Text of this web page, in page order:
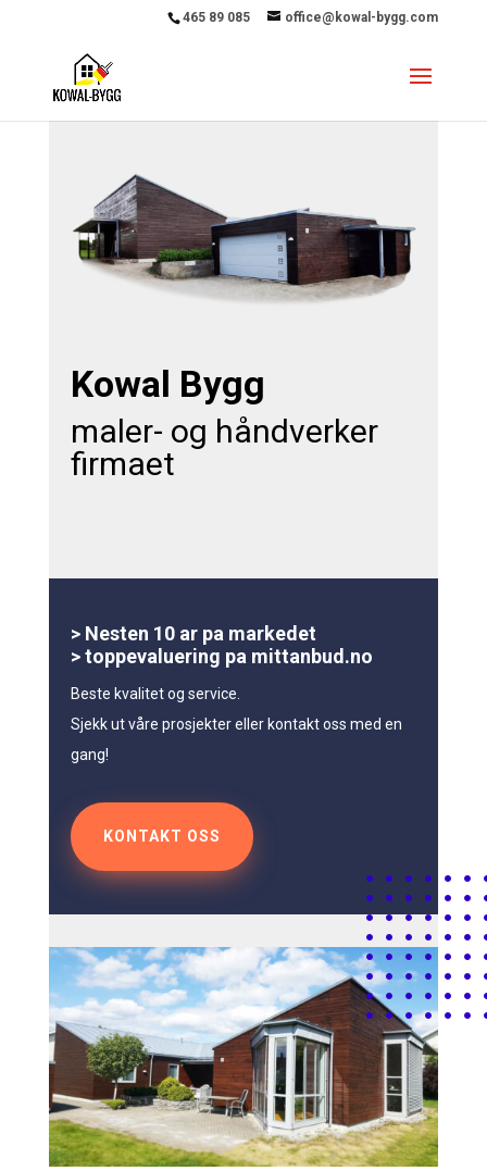
465 89 085 office@kowal-bygg.com
Kowal Bygg
maler- og håndverker
firmaet
> Nesten 10 ar pa markedet
> toppevaluering pa mittanbud.no
Beste kvalitet og service.
Sjekk ut våre prosjekter eller kontakt oss med en
gang!
KONTAKT OSS